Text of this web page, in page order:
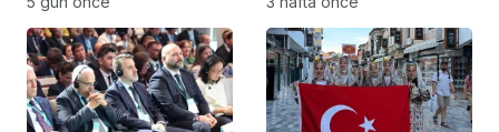
projesi eylülde başlıyor